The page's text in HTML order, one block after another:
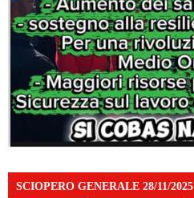
SCIOPERO GENERALE 28/11/2025